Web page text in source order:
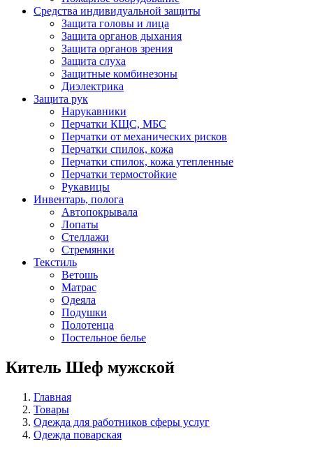
Средства индивидуальной защиты
Защита головы и лица
Защита органов дыхания
Защита органов зрения
Защита слуха
Защитные комбинезоны
Диэлектрика
Защита рук
Нарукавники
Перчатки КЩС, МБС
Перчатки от механических рисков
Перчатки спилок, кожа
Перчатки спилок, кожа утепленные
Перчатки термостойкие
Рукавицы
Инвентарь, полога
Автопокрывала
Лопаты
Стеллажи
Стремянки
Текстиль
Ветошь
Матрас
Одеяла
Подушки
Полотенца
Постельное белье
Китель Шеф мужской
Главная
Товары
Одежда для работников сферы услуг
Одежда поварская